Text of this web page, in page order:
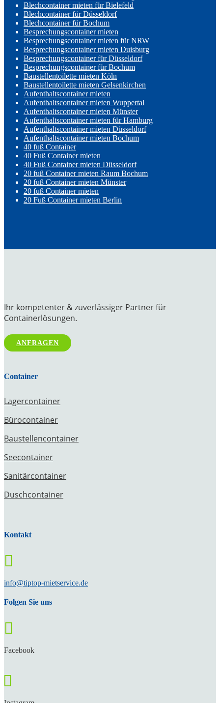
Blechcontainer mieten für Bielefeld
Blechcontainer für Düsseldorf
Blechcontainer für Bochum
Besprechungscontainer mieten
Besprechungscontainer mieten für NRW
Besprechungscontainer mieten Duisburg
Besprechungscontainer für Düsseldorf
Besprechungscontainer für Bochum
Baustellentoilette mieten Köln
Baustellentoilette mieten Gelsenkirchen
Aufenthaltscontainer mieten
Aufenthaltscontainer mieten Wuppertal
Aufenthaltscontainer mieten Münster
Aufenthaltscontainer mieten für Hamburg
Aufenthaltscontainer mieten Düsseldorf
Aufenthaltscontainer mieten Bochum
40 fuß Container
40 Fuß Container mieten
40 Fuß Container mieten Düsseldorf
20 fuß Container mieten Raum Bochum
20 fuß Container mieten Münster
20 fuß Container mieten
20 Fuß Container mieten Berlin
Ihr kompetenter & zuverlässiger Partner für
Containerlösungen.
ANFRAGEN
Container
Lagercontainer
Bürocontainer
Baustellencontainer
Seecontainer
Sanitärcontainer
Duschcontainer
Kontakt

info@tiptop-mietservice.de
Folgen Sie uns

Facebook
